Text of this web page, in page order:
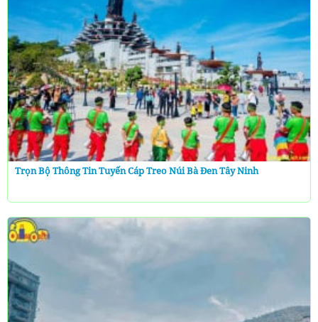
Trọn Bộ Thông Tin Tuyến Cáp Treo Núi Bà Đen Tây Ninh